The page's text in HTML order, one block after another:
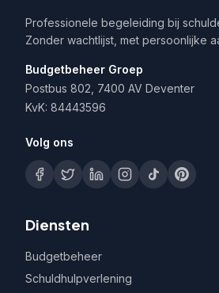
Professionele begeleiding bij
Zonder wachtlijst, met persoonlijke
Budgetbeheer Groep
Postbus 802, 7400 AV Deventer
KvK: 84443596
Volg ons
Diensten
Budgetbeheer
Schuldhulpverlening